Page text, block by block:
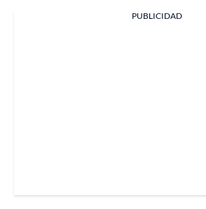
PUBLICIDAD